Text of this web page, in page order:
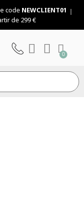
code NEWCLIENT01
de 299 €